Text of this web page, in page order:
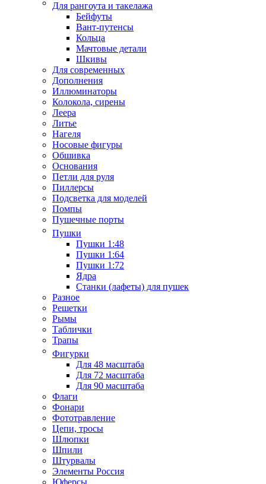
Для рангоута и такелажа
Бейфуты
Вант-путенсы
Кольца
Мачтовые детали
Шкивы
Для современных
Дополнения
Иллюминаторы
Колокола, сирены
Леера
Литье
Нагеля
Носовые фигуры
Обшивка
Основания
Петли для руля
Пиллерсы
Подсветка для моделей
Помпы
Пушечные порты
Пушки
Пушки 1:48
Пушки 1:64
Пушки 1:72
Ядра
Станки (лафеты) для пушек
Разное
Решетки
Рымы
Таблички
Трапы
Фигурки
Для 48 масштаба
Для 72 масштаба
Для 90 масштаба
Флаги
Фонари
Фототравление
Цепи, тросы
Шлюпки
Шпили
Штурвалы
Элементы Россия
Юферсы